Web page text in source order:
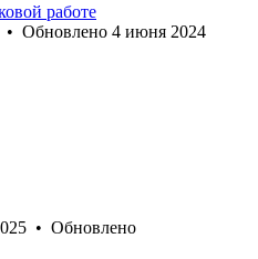
работе
• Обновлено 4 июня 2024
• Обновлено